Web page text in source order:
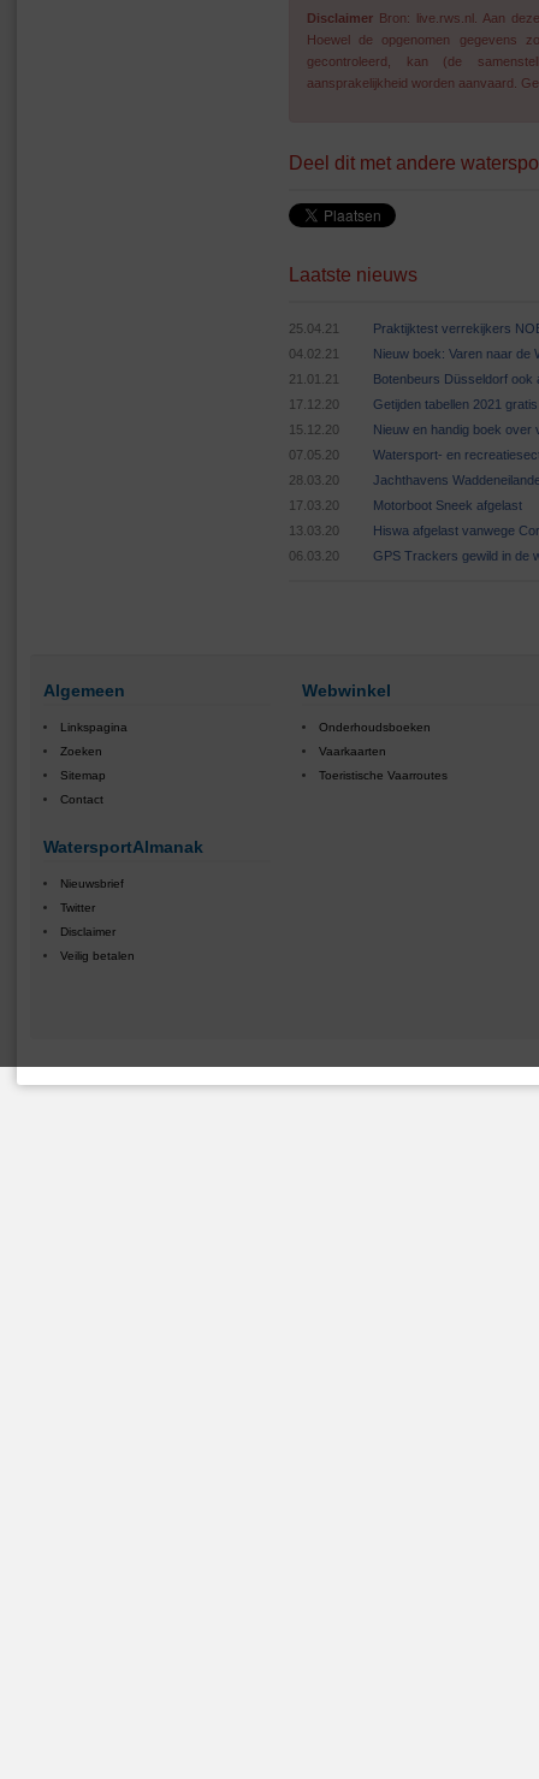
Disclaimer Bron: live.rws.nl. Aan
Hoewel de opgenomen gegevens
gecontroleerd, kan (de
aansprakelijkheid worden aanvaard.
Deel dit met andere
Laatste nieuws
25.04.21
Praktijktest verrekijkers
04.02.21
Nieuw boek: Varen naar de
21.01.21
Botenbeurs Düsseldorf ook
17.12.20
Getijden tabellen 2021
15.12.20
Nieuw en handig boek over
07.05.20
Watersport- en
28.03.20
Jachthavens
17.03.20
Motorboot Sneek afgelast
13.03.20
Hiswa afgelast vanwege
06.03.20
GPS Trackers gewild in de
Algemeen
Linkspagina
Zoeken
Sitemap
Contact
WatersportAlmanak
Nieuwsbrief
Twitter
Disclaimer
Veilig betalen
Webwinkel
Onderhoudsboeken
Vaarkaarten
Toeristische Vaarroutes